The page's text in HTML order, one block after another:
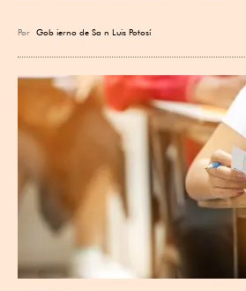
Por Gob ierno de Sa n Luis Potosí